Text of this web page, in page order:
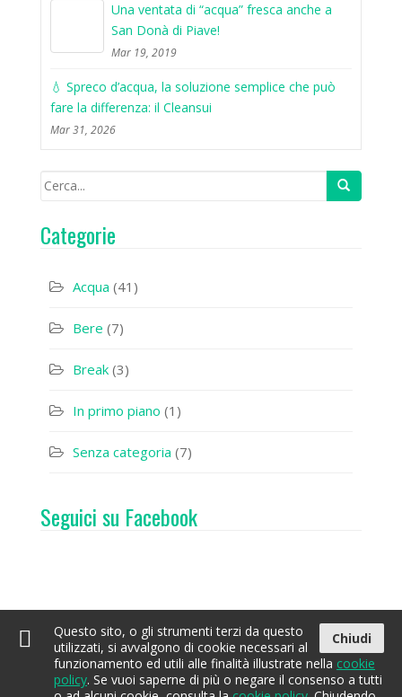
Chiudi
Questo sito, o gli strumenti terzi da questo
utilizzati, si avvalgono di cookie necessari al
funzionamento ed utili alle finalità illustrate nella cookie
policy. Se vuoi saperne di più o negare il consenso a tutti
Una ventata di “acqua” fresca anche a
San Donà di Piave!
Mar 19, 2019
💧 Spreco d’acqua, la soluzione semplice che può
fare la differenza: il Cleansui
Mar 31, 2026
Categorie
Acqua (41)
Bere (7)
Break (3)
In primo piano (1)
Senza categoria (7)
Seguici su Facebook